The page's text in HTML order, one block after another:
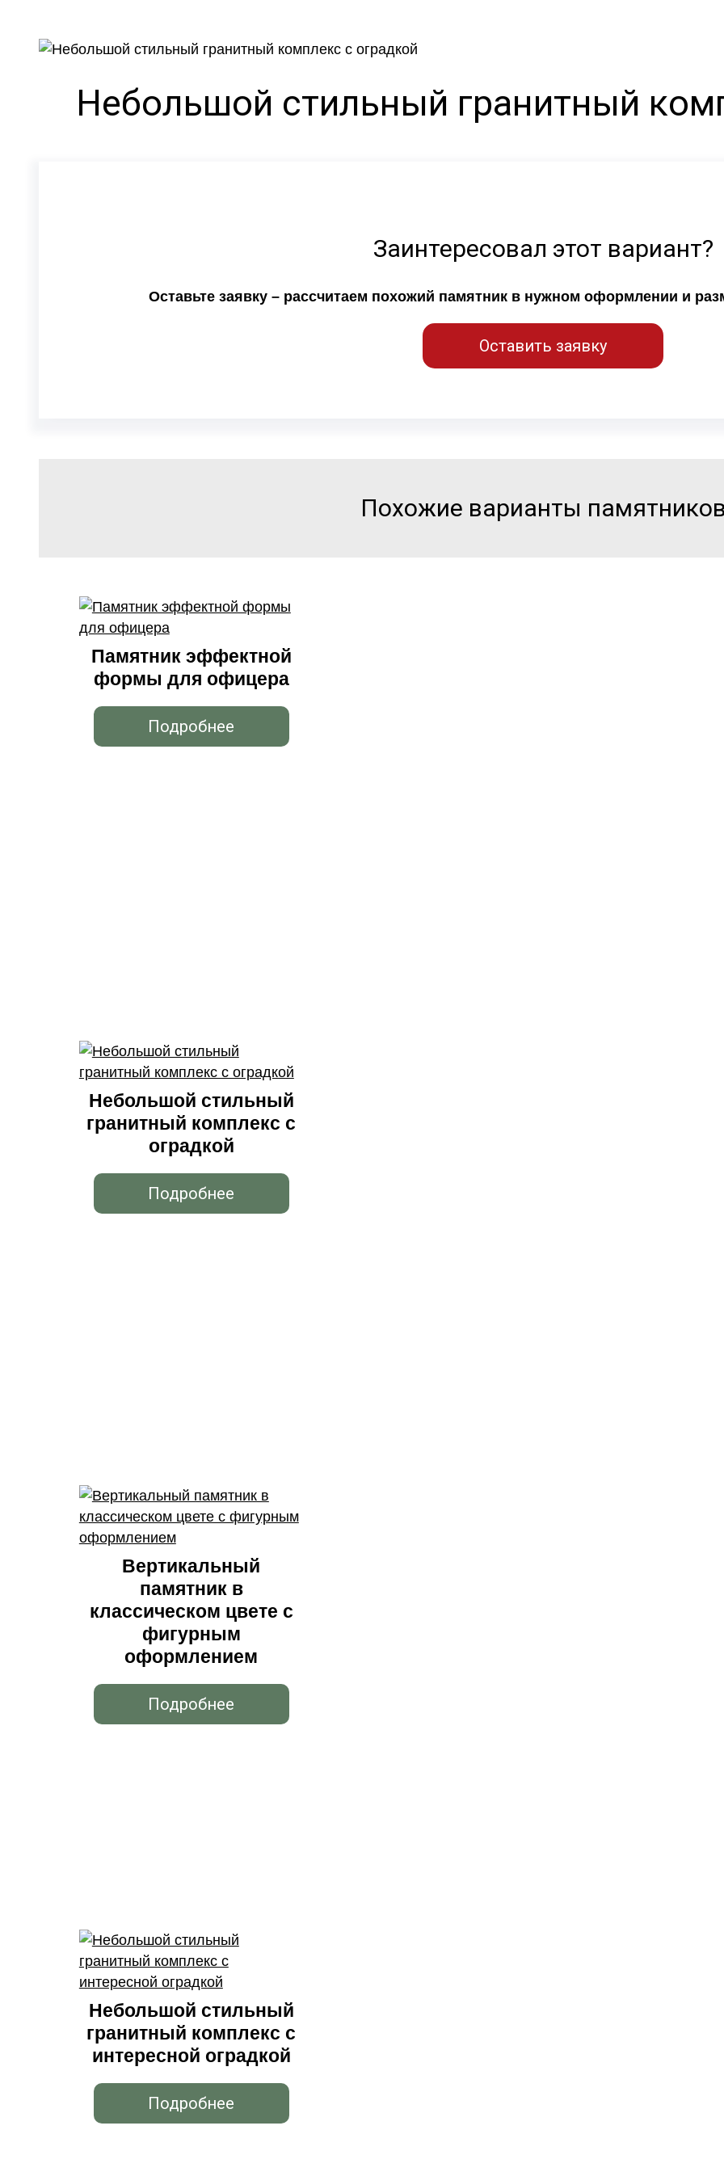
Небольшой стильный гранитный
Заинтересовал этот вариант?
Оставьте заявку – рассчитаем похожий памятник в нужном оформлении и
Оставить заявку
Похожие варианты
Памятник эффектной
формы для офицера
Подробнее
Небольшой стильный
гранитный комплекс с
оградкой
Подробнее
Вертикальный
памятник в
классическом цвете с
фигурным
оформлением
Подробнее
Небольшой стильный
гранитный комплекс с
интересной оградкой
Подробнее